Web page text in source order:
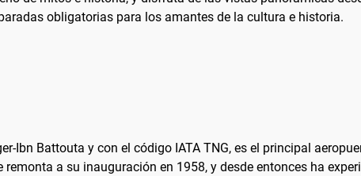
obligatorias para los amantes de la cultura e historia.
Ibn Battouta y con el código IATA TNG, es el principal
a su inauguración en 1958, y desde entonces ha